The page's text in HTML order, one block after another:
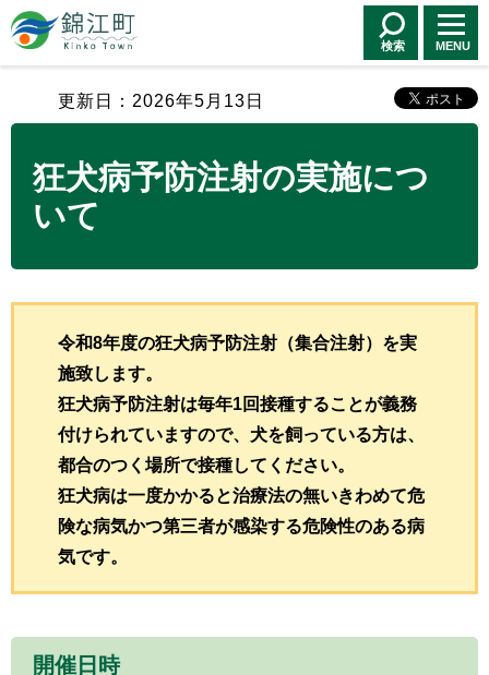
錦江町 Kinko
Town
検索 MENU
更新日：2026年5月13日
狂犬病予防注射の実施につ
いて
令和8年度の狂犬病予防注射（集合注射）を実
施致します。
狂犬病予防注射は毎年1回接種することが義務
付けられていますので、犬を飼っている方は、
都合のつく場所で接種してください。
狂犬病は一度かかると治療法の無いきわめて危
険な病気かつ第三者が感染する危険性のある病
気です。
開催日時